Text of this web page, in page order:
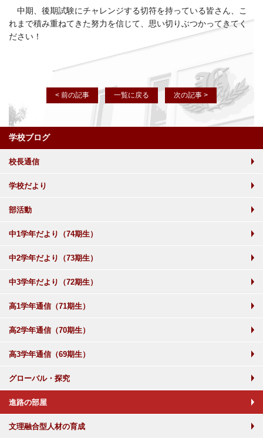
中期、後期試験にチャレンジする切符を持っている皆さん、こ
れまで積み重ねてきた努力を信じて、思い切りぶつかってきてく
ださい！
< 前の記事 一覧に戻る 次の記事 >
学校ブログ
校長通信
学校だより
部活動
中1学年だより（74期生）
中2学年だより（73期生）
中3学年だより（72期生）
高1学年通信（71期生）
高2学年通信（70期生）
高3学年通信（69期生）
グローバル・探究
進路の部屋
文理融合型人材の育成